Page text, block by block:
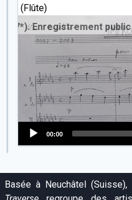
(Flûte)
00:00
Enregistrement public de
Basée à Neuchâtel (Suisse),